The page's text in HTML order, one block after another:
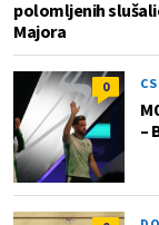
polomljenih
Majora
0
–